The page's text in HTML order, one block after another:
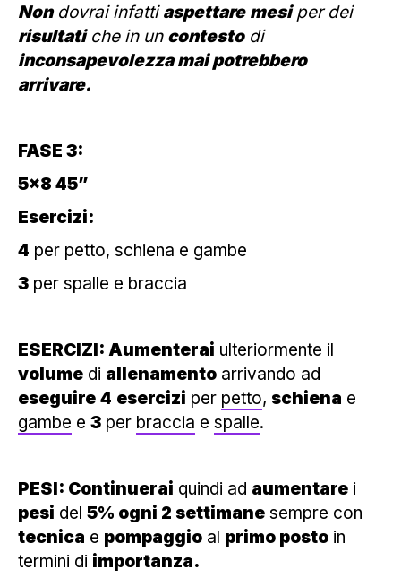
Nondovrai infattiaspettare mesiper dei
risultatiche in un contestodi
inconsapevolezza mai potrebbero
arrivare.
FASE 3:
5×8 45”
Esercizi:
4 per petto, schiena e gambe
3 per spalle e braccia
ESERCIZI: Aumenterai ulteriormente il
volume di allenamento arrivando ad
eseguire 4 esercizi per petto, schiena e
gambe e 3 per braccia e spalle.
PESI: Continuerai quindi ad aumentare i
pesi del 5% ogni 2 settimane sempre con
tecnica e pompaggio al primo posto in
termini di importanza.